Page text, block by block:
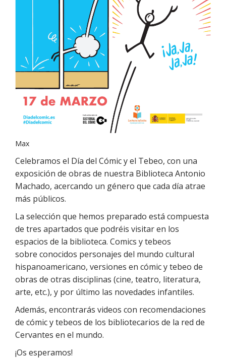
Max
Celebramos el Día del Cómic y el Tebeo, con una
exposición de obras de nuestra Biblioteca Antonio
Machado, acercando un género que cada día atrae
más públicos.
La selección que hemos preparado está compuesta
de tres apartados que podréis visitar en los
espacios de la biblioteca. Comics y tebeos
sobre conocidos personajes del mundo cultural
hispanoamericano, versiones en cómic y tebeo de
obras de otras disciplinas (cine, teatro, literatura,
arte, etc.), y por último las novedades infantiles.
Además, encontrarás videos con recomendaciones
de cómic y tebeos de los bibliotecarios de la red de
Cervantes en el mundo.
¡Os esperamos!